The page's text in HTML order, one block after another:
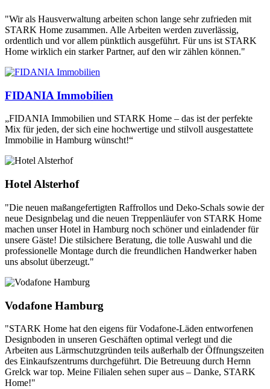
"Wir als Hausverwaltung arbeiten schon lange sehr zufrieden mit
STARK Home zusammen. Alle Arbeiten werden zuverlässig,
ordentlich und vor allem pünktlich ausgeführt. Für uns ist STARK
Home wirklich ein starker Partner, auf den wir zählen können."
FIDANIA Immobilien
„FIDANIA Immobilien und STARK Home – das ist der perfekte
Mix für jeden, der sich eine hochwertige und stilvoll ausgestattete
Immobilie in Hamburg wünscht!“
Hotel Alsterhof
"Die neuen maßangefertigten Raffrollos und Deko-Schals sowie der
neue Designbelag und die neuen Treppenläufer von STARK Home
machen unser Hotel in Hamburg noch schöner und einladender für
unsere Gäste! Die stilsichere Beratung, die tolle Auswahl und die
professionelle Montage durch die freundlichen Handwerker haben
uns absolut überzeugt."
Vodafone Hamburg
"STARK Home hat den eigens für Vodafone-Läden entworfenen
Designboden in unseren Geschäften optimal verlegt und die
Arbeiten aus Lärmschutzgründen teils außerhalb der Öffnungszeiten
des Einkaufszentrums durchgeführt. Die Betreuung durch Hernn
Grelck war top. Meine Filialen sehen super aus – Danke, STARK
Home!"